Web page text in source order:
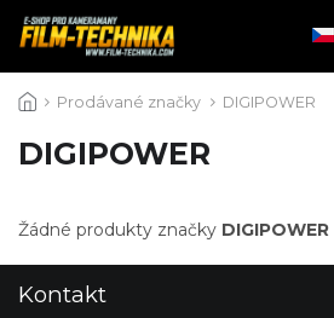
na
Prodávané značky DIGIPOWER
DIGIPOWER
Žádné produkty značky DIGIPOWER
Kontakt